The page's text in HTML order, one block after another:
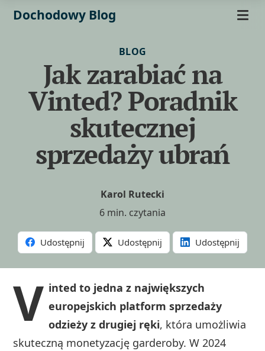
Dochodowy Blog
BLOG
Jak zarabiać na
Vinted? Poradnik
skutecznej
sprzedaży ubrań
Karol Rutecki
6 min. czytania
Udostępnij Udostępnij Udostępnij
V inted to jedna z największych
europejskich platform sprzedaży
odzieży z drugiej ręki, która umożliwia
skuteczną monetyzację garderoby. W 2024